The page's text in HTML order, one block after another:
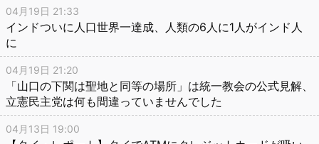
04月19日 21:33
インドついに人口世界一達成、人類の6人に1人がインド人
に
04月19日 21:20
「山口の下関は聖地と同等の場所」は統一教会の公式見解、
立憲民主党は何も間違っていませんでした
04月13日 19:00